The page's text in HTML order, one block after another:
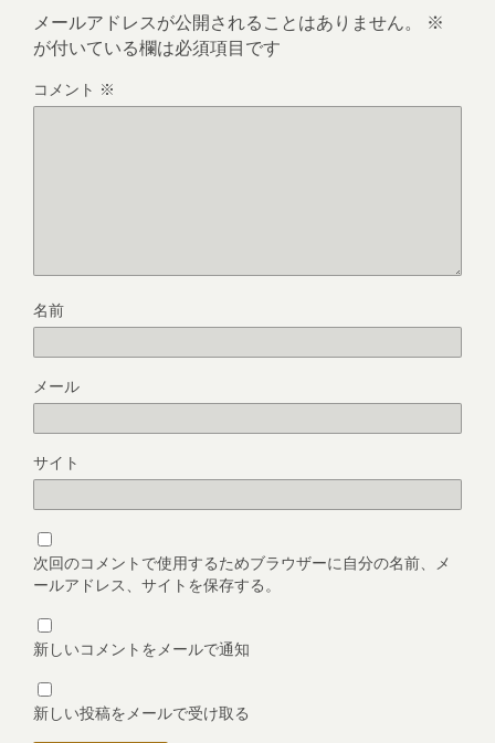
メールアドレスが公開されることはありません。
※
が付いている欄は必須項目です
コメント ※
名前
メール
サイト
次回のコメントで使用するためブラウザーに自分の名前、メ
ールアドレス、サイトを保存する。
新しいコメントをメールで通知
新しい投稿をメールで受け取る